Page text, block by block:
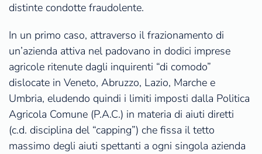
distinte condotte fraudolente.
In un primo caso, attraverso il frazionamento di
un’azienda attiva nel padovano in dodici imprese
agricole ritenute dagli inquirenti “di comodo”
dislocate in Veneto, Abruzzo, Lazio, Marche e
Umbria, eludendo quindi i limiti imposti dalla Politica
Agricola Comune (P.A.C.) in materia di aiuti diretti
(c.d. disciplina del “capping”) che fissa il tetto
massimo degli aiuti spettanti a ogni singola azienda